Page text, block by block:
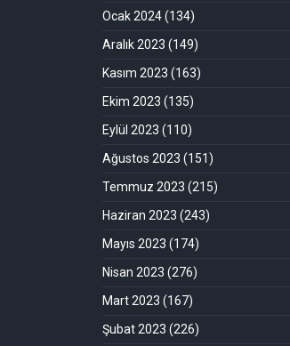
Ocak 2024(134)
Aralık 2023 (149)
Kasım 2023 (163)
Ekim 2023 (135)
Eylül 2023 (110)
Ağustos 2023 (151)
Temmuz 2023 (215)
Haziran 2023 (243)
Mayıs 2023 (174)
Nisan 2023 (276)
Mart 2023 (167)
Şubat 2023 (226)